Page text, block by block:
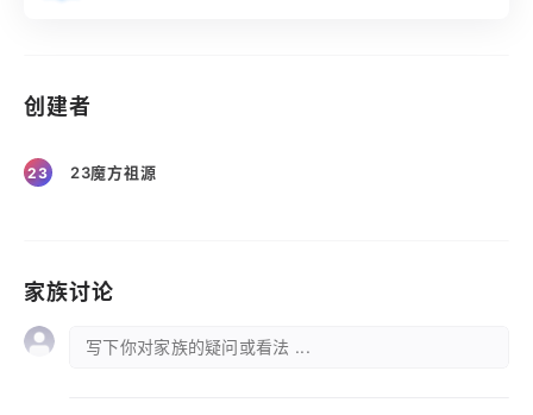
创建者
23 23魔方祖源
家族讨论
写下你对家族的疑问或看法 ...